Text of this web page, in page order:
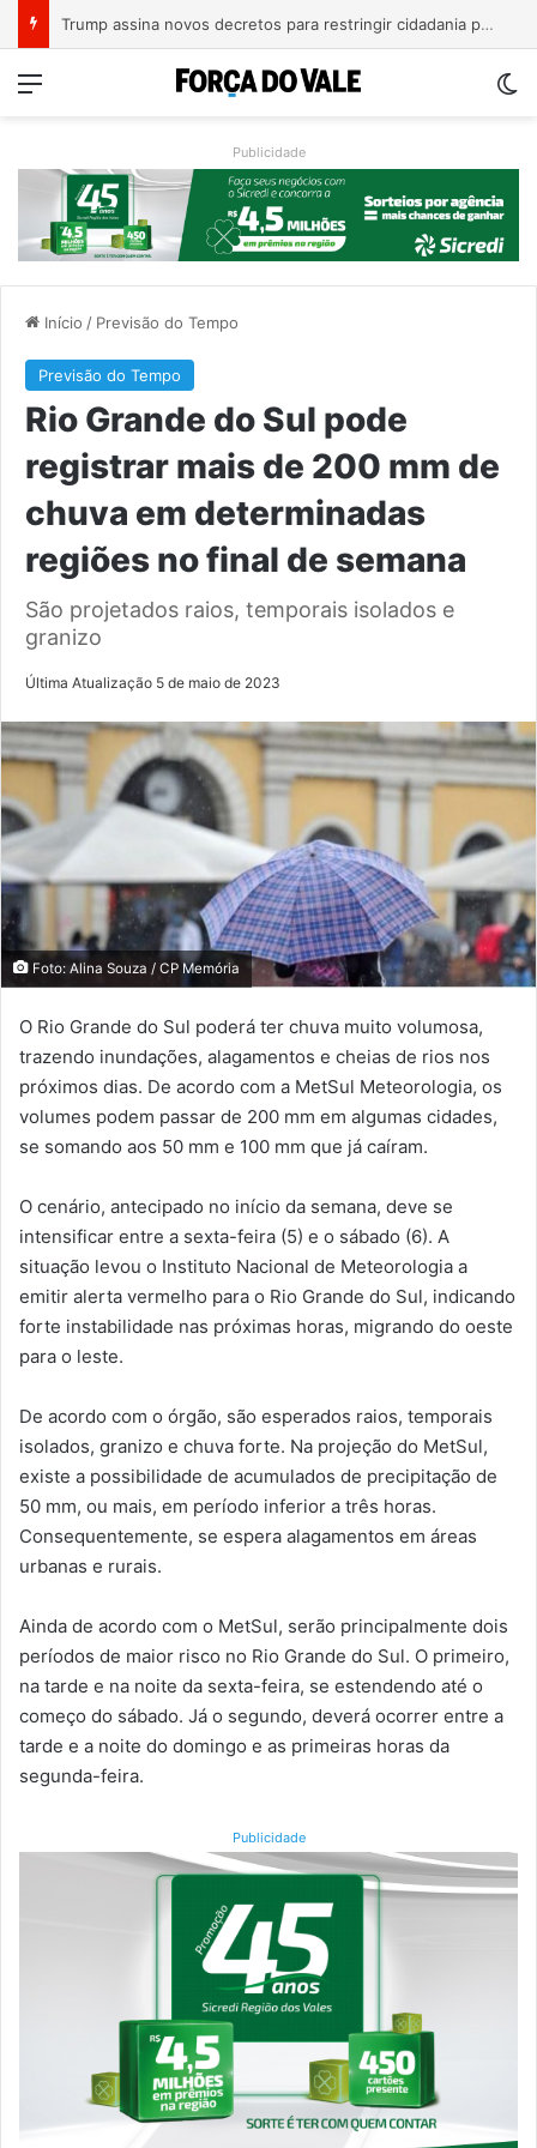
A Balsa Vicentina do Rio Guaporé
Menu
Publicidade
Início / Previsão do Tempo
Previsão do Tempo
Rio Grande do Sul pode
registrar mais de 200 mm de
chuva em determinadas
regiões no final de semana
São projetados raios, temporais isolados e
granizo
Última Atualização 5 de maio de 2023
Foto: Alina Souza / CP Memória
O Rio Grande do Sul poderá ter chuva muito volumosa,
trazendo inundações, alagamentos e cheias de rios nos
próximos dias. De acordo com a MetSul Meteorologia, os
volumes podem passar de 200 mm em algumas cidades,
se somando aos 50 mm e 100 mm que já caíram.
O cenário, antecipado no início da semana, deve se
intensificar entre a sexta-feira (5) e o sábado (6). A
situação levou o Instituto Nacional de Meteorologia a
emitir alerta vermelho para o Rio Grande do Sul, indicando
forte instabilidade nas próximas horas, migrando do oeste
para o leste.
De acordo com o órgão, são esperados raios, temporais
isolados, granizo e chuva forte. Na projeção do MetSul,
existe a possibilidade de acumulados de precipitação de
50 mm, ou mais, em período inferior a três horas.
Consequentemente, se espera alagamentos em áreas
urbanas e rurais.
Ainda de acordo com o MetSul, serão principalmente dois
períodos de maior risco no Rio Grande do Sul. O primeiro,
na tarde e na noite da sexta-feira, se estendendo até o
começo do sábado. Já o segundo, deverá ocorrer entre a
tarde e a noite do domingo e as primeiras horas da
segunda-feira.
Publicidade